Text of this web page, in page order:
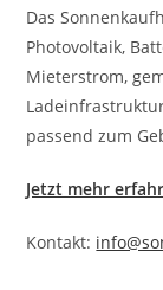
Das
Photovoltaik,
Mieterstrom,
passend zum
Jetzt mehr
Kontakt: